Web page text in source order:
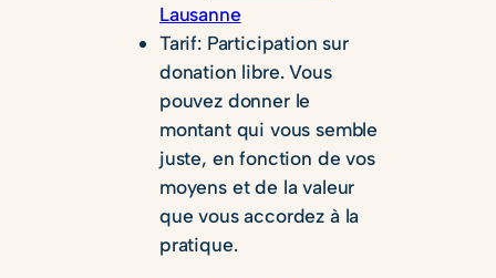
Lausanne
Tarif: Participation sur
donation libre. Vous
pouvez donner le
montant qui vous semble
juste, en fonction de vos
moyens et de la valeur
que vous accordez à la
pratique.